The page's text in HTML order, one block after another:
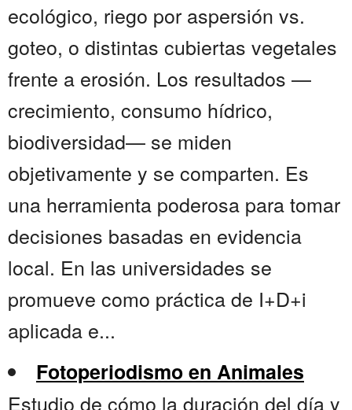
ecológico, riego por aspersión vs.
goteo, o distintas cubiertas vegetales
frente a erosión. Los resultados —
crecimiento, consumo hídrico,
biodiversidad— se miden
objetivamente y se comparten. Es
una herramienta poderosa para tomar
decisiones basadas en evidencia
local. En las universidades se
promueve como práctica de I+D+i
aplicada e...
Fotoperiodismo en Animales
Estudio de cómo la duración del día y